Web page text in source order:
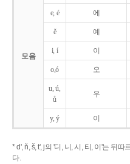
모음
e, é 에
ě 예
i, í 이
o,ó 오
u, ú,
ů
우
y, ý 이
* d', ň, š, t', j의 '디, 니, 시, 티, 이'는 뒤
다.